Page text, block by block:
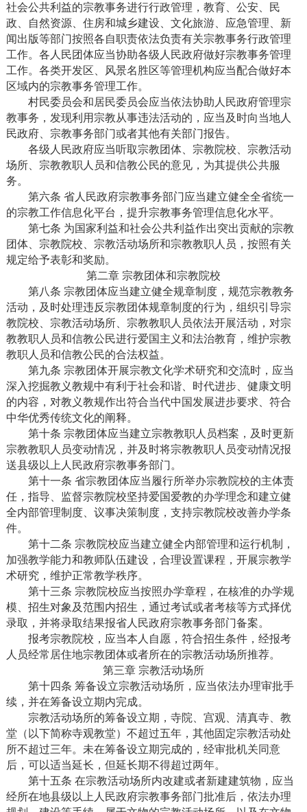
社会公共利益的宗教事务进行行政管理，教育、公安、民
政、自然资源、住房和城乡建设、文化旅游、应急管理、新
闻出版等部门按照各自职责依法负责有关宗教事务行政管理
工作。各人民团体应当协助各级人民政府做好宗教事务管理
工作。各类开发区、风景名胜区等管理机构应当配合做好本
区域内的宗教事务管理工作。
村民委员会和居民委员会应当依法协助人民政府管理宗
教事务，发现利用宗教从事违法活动的，应当及时向当地人
民政府、宗教事务部门或者其他有关部门报告。
各级人民政府应当听取宗教团体、宗教院校、宗教活动
场所、宗教教职人员和信教公民的意见，为其提供公共服
务。
第六条 省人民政府宗教事务部门应当建立健全全省统一
的宗教工作信息化平台，提升宗教事务管理信息化水平。
第七条 为国家利益和社会公共利益作出突出贡献的宗教
团体、宗教院校、宗教活动场所和宗教教职人员，按照有关
规定给予表彰和奖励。
第二章 宗教团体和宗教院校
第八条 宗教团体应当建立健全规章制度，规范宗教教务
活动，及时处理违反宗教团体规章制度的行为，组织引导宗
教院校、宗教活动场所、宗教教职人员依法开展活动，对宗
教教职人员和信教公民进行爱国主义和法治教育，维护宗教
教职人员和信教公民的合法权益。
第九条 宗教团体开展宗教文化学术研究和交流时，应当
深入挖掘教义教规中有利于社会和谐、时代进步、健康文明
的内容，对教义教规作出符合当代中国发展进步要求、符合
中华优秀传统文化的阐释。
第十条 宗教团体应当建立宗教教职人员档案，及时更新
宗教教职人员变动情况，并及时将宗教教职人员变动情况报
送县级以上人民政府宗教事务部门。
第十一条 省宗教团体应当履行所举办宗教院校的主体责
任，指导、监督宗教院校坚持爱国爱教的办学理念和建立健
全内部管理制度、议事决策制度，支持宗教院校改善办学条
件。
第十二条 宗教院校应当建立健全内部管理和运行机制，
加强教学能力和教师队伍建设，合理设置课程，开展宗教学
术研究，维护正常教学秩序。
第十三条 宗教院校应当按照办学章程，在核准的办学规
模、招生对象及范围内招生，通过考试或者考核等方式择优
录取，并将录取结果报省人民政府宗教事务部门备案。
报考宗教院校，应当本人自愿，符合招生条件，经报考
人员经常居住地宗教团体或者所在的宗教活动场所推荐。
第三章 宗教活动场所
第十四条 筹备设立宗教活动场所，应当依法办理审批手
续，并在筹备设立期内完成。
宗教活动场所的筹备设立期，寺院、宫观、清真寺、教
堂（以下简称寺观教堂）不超过五年，其他固定宗教活动处
所不超过三年。未在筹备设立期完成的，经审批机关同意
后，可以适当延长，但延长期不得超过两年。
第十五条 在宗教活动场所内改建或者新建建筑物，应当
经所在地县级以上人民政府宗教事务部门批准后，依法办理